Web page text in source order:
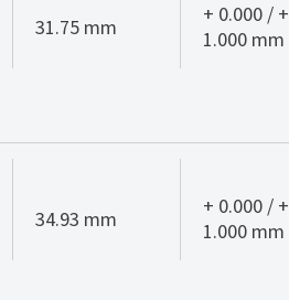
31.75 mm
+ 0.000 / +
1.000 mm
34.93 mm
+ 0.000 / +
1.000 mm